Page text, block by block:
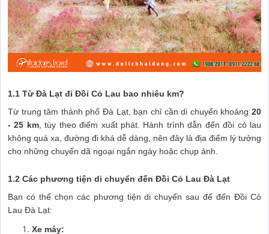
1.1 Từ Đà Lạt đi Đồi Cỏ Lau bao nhiêu km?
Từ trung tâm thành phố Đà Lạt, bạn chỉ cần di chuyển khoảng 20
- 25 km, tùy theo điểm xuất phát. Hành trình dẫn đến đồi cỏ lau
không quá xa, đường đi khá dễ dàng, nên đây là địa điểm lý tưởng
cho những chuyến dã ngoại ngắn ngày hoặc chụp ảnh.
1.2 Các phương tiện di chuyển đến Đồi Cỏ Lau Đà Lạt
Bạn có thể chọn các phương tiện di chuyển sau để đến Đồi Cỏ
Lau Đà Lạt:
Xe máy: